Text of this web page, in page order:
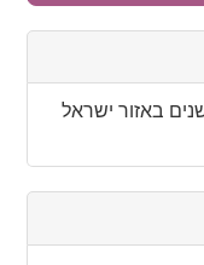
באזור ישראל